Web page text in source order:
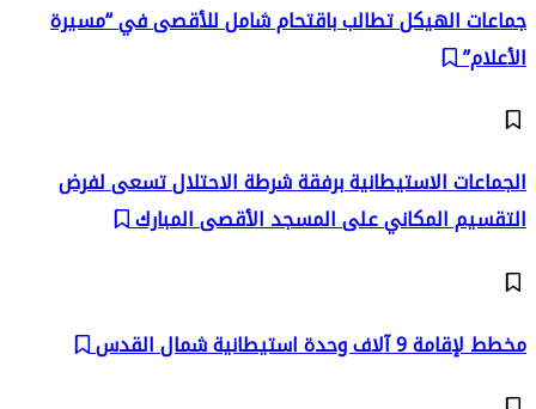
جماعات الهيكل تطالب باقتحام شامل للأقصى في “مسيرة
الأعلام”
الجماعات الاستيطانية برفقة شرطة الاحتلال تسعى لفرض
التقسيم المكاني على المسجد الأقصى المبارك
مخطط لإقامة 9 آلاف وحدة استيطانية شمال القدس